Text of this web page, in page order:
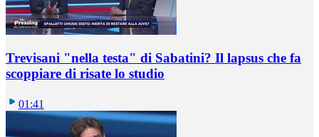
Trevisani "nella testa" di Sabatini? Il lapsus che fa
scoppiare di risate lo studio
01:41